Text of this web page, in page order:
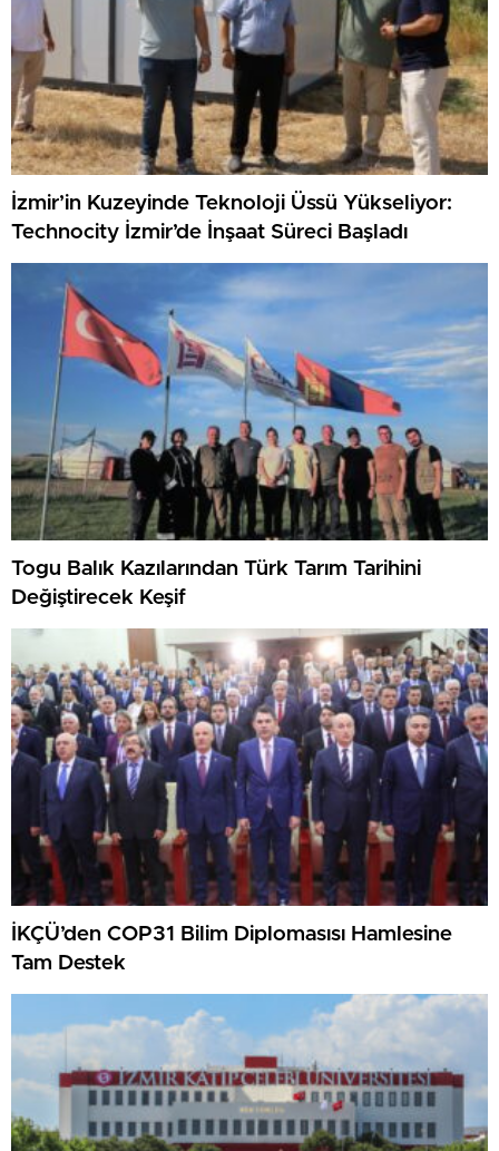
İzmir’in Kuzeyinde Teknoloji Üssü Yükseliyor:
Technocity İzmir’de İnşaat Süreci Başladı
Togu Balık Kazılarından Türk Tarım Tarihini
Değiştirecek Keşif
İKÇÜ’den COP31 Bilim Diplomasısı Hamlesine
Tam Destek